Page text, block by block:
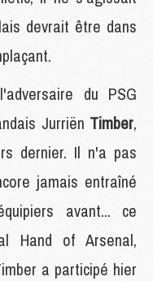
devrait être dans
du PSG
Jurriën Timber,
dernier. Il n'a pas
jamais entraîné
avant... ce
Hand of Arsenal,
a participé hier